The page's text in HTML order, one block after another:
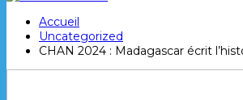
Accueil
Uncategorized
CHAN 2024 : Madagascar écrit